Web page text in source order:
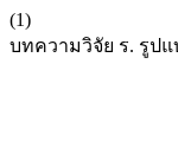
(1)
บทความวิจัย ร. รูป